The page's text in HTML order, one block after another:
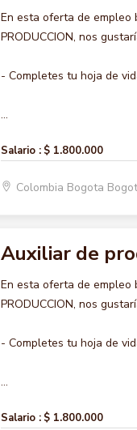
En esta oferta de empleo
PRODUCCION, nos
- Completes tu hoja de
...
Salario : $ 1.800.000
Colombia Bogota
Auxiliar de
En esta oferta de empleo
PRODUCCION, nos
- Completes tu hoja de
...
Salario : $ 1.800.000